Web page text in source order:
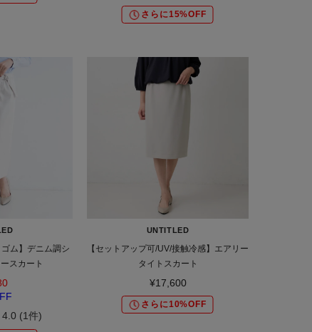
さらに15%OFF
ゴム】デニム調シ
スカート
4.0 (1件)
UNTITLED
【セットアップ可/UV/接触冷感】エアリー
タイトスカート
¥17,600
さらに10%OFF